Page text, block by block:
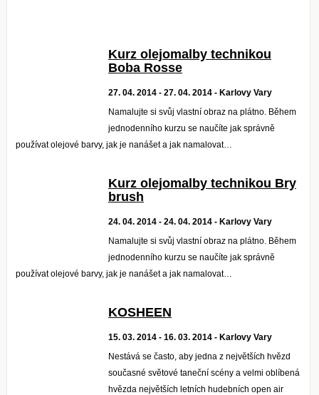
Kurz olejomalby technikou
Boba Rosse
27. 04. 2014 - 27. 04. 2014 - Karlovy Vary
Namalujte si svůj vlastní obraz na plátno. Během
jednodenního kurzu se naučíte jak správně
používat olejové barvy, jak je nanášet a jak namalovat…
Kurz olejomalby technikou Bry
brush
24. 04. 2014 - 24. 04. 2014 - Karlovy Vary
Namalujte si svůj vlastní obraz na plátno. Během
jednodenního kurzu se naučíte jak správně
používat olejové barvy, jak je nanášet a jak namalovat…
KOSHEEN
15. 03. 2014 - 16. 03. 2014 - Karlovy Vary
Nestává se často, aby jedna z největších hvězd
současné světové taneční scény a velmi oblíbená
hvězda největších letních hudebních open air